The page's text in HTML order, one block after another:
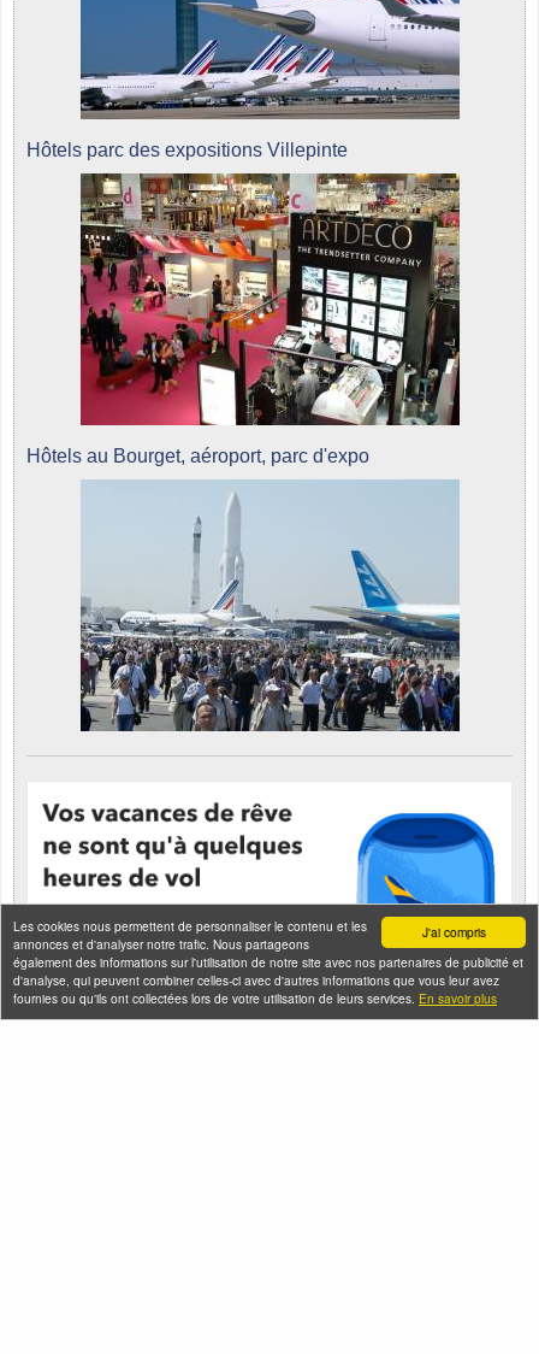
J'ai compris
Les cookies nous permettent de personnaliser le contenu et les
annonces et d'analyser notre trafic. Nous partageons
également des informations sur l'utilisation de notre site avec nos partenaires de publicité et
d'analyse, qui peuvent combiner celles-ci avec d'autres informations que vous leur avez
fournies ou qu'ils ont collectées lors de votre utilisation de leurs services. En savoir plus
Hôtels parc des expositions Villepinte
Hôtels au Bourget, aéroport, parc d'expo